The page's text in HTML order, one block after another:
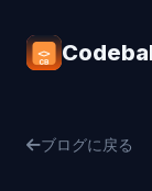
ブログに戻る